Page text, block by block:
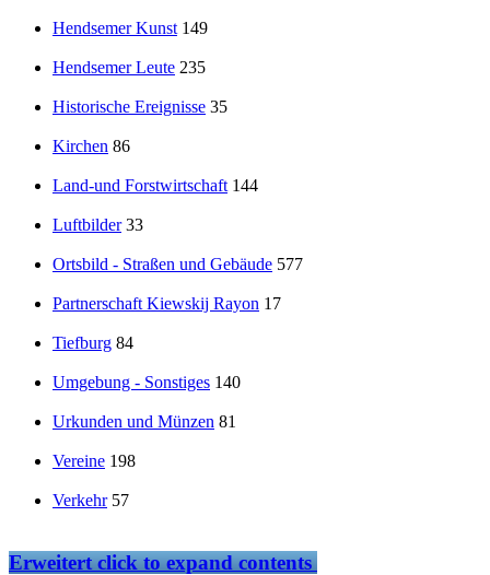
Hendsemer Kunst 149
Hendsemer Leute 235
Historische Ereignisse 35
Kirchen 86
Land-und Forstwirtschaft 144
Luftbilder 33
Ortsbild - Straßen und Gebäude 577
Partnerschaft Kiewskij Rayon 17
Tiefburg 84
Umgebung - Sonstiges 140
Urkunden und Münzen 81
Vereine 198
Verkehr 57
Erweitertclick to expand contents